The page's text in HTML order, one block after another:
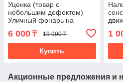
Уценка (товар с
небольшим дефектом)
Уличный фонарь на
солнечной батарее
(4798/1)
6 000 ₸ 19 900 ₸
Купить
1
Акционные предложения и